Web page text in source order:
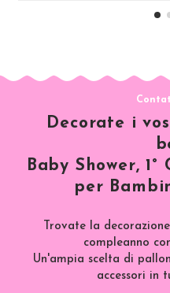
Decorate i
Baby Shower,
per
Trovate la
compleanno
Un'ampia scelta di
accessori in